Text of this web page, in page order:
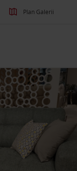
Plan Galerii